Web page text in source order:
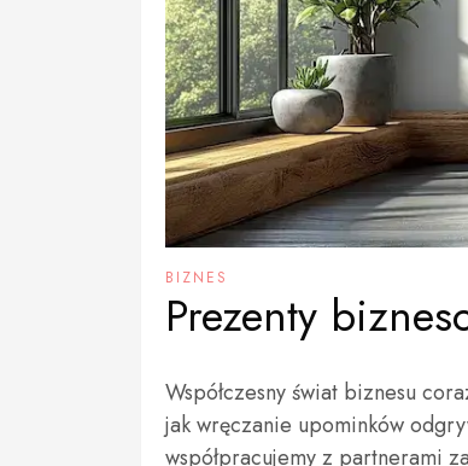
BIZNES
Prezenty
Współczesny świat biznesu
jak wręczanie upominków
współpracujemy z partnerami